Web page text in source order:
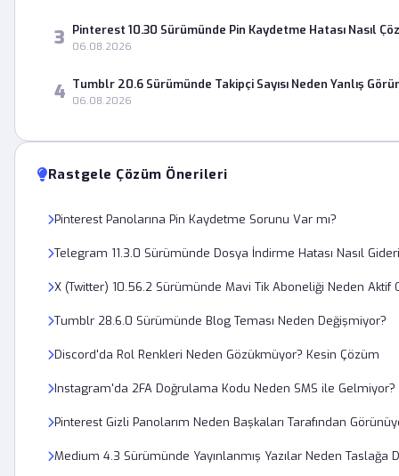
3 Pinterest 10.30 Sürümünde Pin Kaydetme Hatası Nasıl
06.08.2026
4 Tumblr 20.6 Sürümünde Takipçi Sayısı Neden Yanlış
06.08.2026
Rastgele Çözüm Önerileri
Pinterest Panolarına Pin Kaydetme Sorunu Var mı?
Telegram 11.3.0 Sürümünde Dosya İndirme Hatası Nasıl
X (Twitter) 10.56.2 Sürümünde Mavi Tik Aboneliği Neden Aktif
Tumblr 28.6.0 Sürümünde Blog Teması Neden Değişmiyor?
Discord'da Rol Renkleri Neden Gözükmüyor? Kesin Çözüm
Instagram'da 2FA Doğrulama Kodu Neden SMS ile Gelmiyor?
Pinterest Gizli Panolarım Neden Başkaları Tarafından
Medium 4.3 Sürümünde Yayınlanmış Yazılar Neden Taslağa